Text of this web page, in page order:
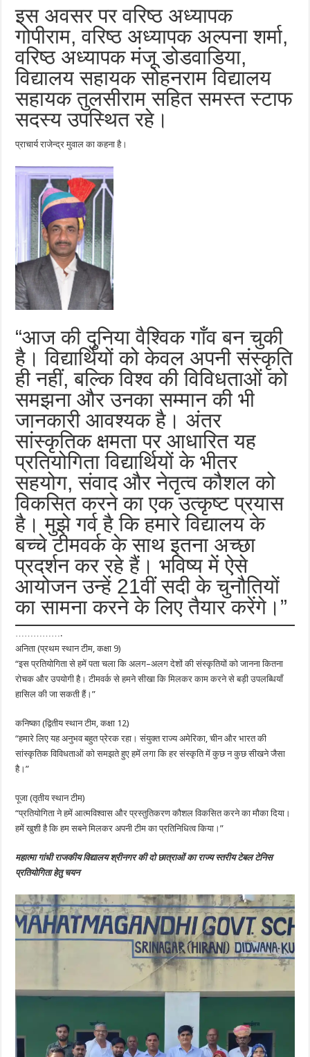
इस अवसर पर वरिष्ठ अध्यापक
गोपीराम, वरिष्ठ अध्यापक अल्पना शर्मा,
वरिष्ठ अध्यापक मंजू डोडवाडिया,
विद्यालय सहायक सोहनराम विद्यालय
सहायक तुलसीराम सहित समस्त स्टाफ
सदस्य उपस्थित रहे।
प्राचार्य राजेन्द्र मुवाल का कहना है।
“आज की दुनिया वैश्विक गाँव बन चुकी
है। विद्यार्थियों को केवल अपनी संस्कृति
ही नहीं, बल्कि विश्व की विविधताओं को
समझना और उनका सम्मान की भी
जानकारी आवश्यक है। अंतर
सांस्कृतिक क्षमता पर आधारित यह
प्रतियोगिता विद्यार्थियों के भीतर
सहयोग, संवाद और नेतृत्व कौशल को
विकसित करने का एक उत्कृष्ट प्रयास
है। मुझे गर्व है कि हमारे विद्यालय के
बच्चे टीमवर्क के साथ इतना अच्छा
प्रदर्शन कर रहे हैं। भविष्य में ऐसे
आयोजन उन्हें 21वीं सदी के चुनौतियों
का सामना करने के लिए तैयार करेंगे।”
…………….
अनिता (प्रथम स्थान टीम, कक्षा 9)
“इस प्रतियोगिता से हमें पता चला कि अलग–अलग देशों की संस्कृतियों को जानना कितना
रोचक और उपयोगी है। टीमवर्क से हमने सीखा कि मिलकर काम करने से बड़ी उपलब्धियाँ
हासिल की जा सकती हैं।”
कनिष्का (द्वितीय स्थान टीम, कक्षा 12)
“हमारे लिए यह अनुभव बहुत प्रेरक रहा। संयुक्त राज्य अमेरिका, चीन और भारत की
सांस्कृतिक विविधताओं को समझते हुए हमें लगा कि हर संस्कृति में कुछ न कुछ सीखने जैसा
है।”
पूजा (तृतीय स्थान टीम)
“प्रतियोगिता ने हमें आत्मविश्वास और प्रस्तुतिकरण कौशल विकसित करने का मौका दिया।
हमें खुशी है कि हम सबने मिलकर अपनी टीम का प्रतिनिधित्व किया।”
महात्मा गांधी राजकीय विद्यालय श्रीनगर की दो छात्राओं का राज्य स्तरीय टेबल टेनिस
प्रतियोगिता हेतु चयन